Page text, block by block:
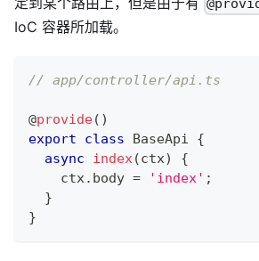
IoC 容器所加载。
// app/controller/api.ts
@provide( )
export
class BaseApi
{
async
index(ctx)
{
    ctx
. body = 'index' ;
}
}